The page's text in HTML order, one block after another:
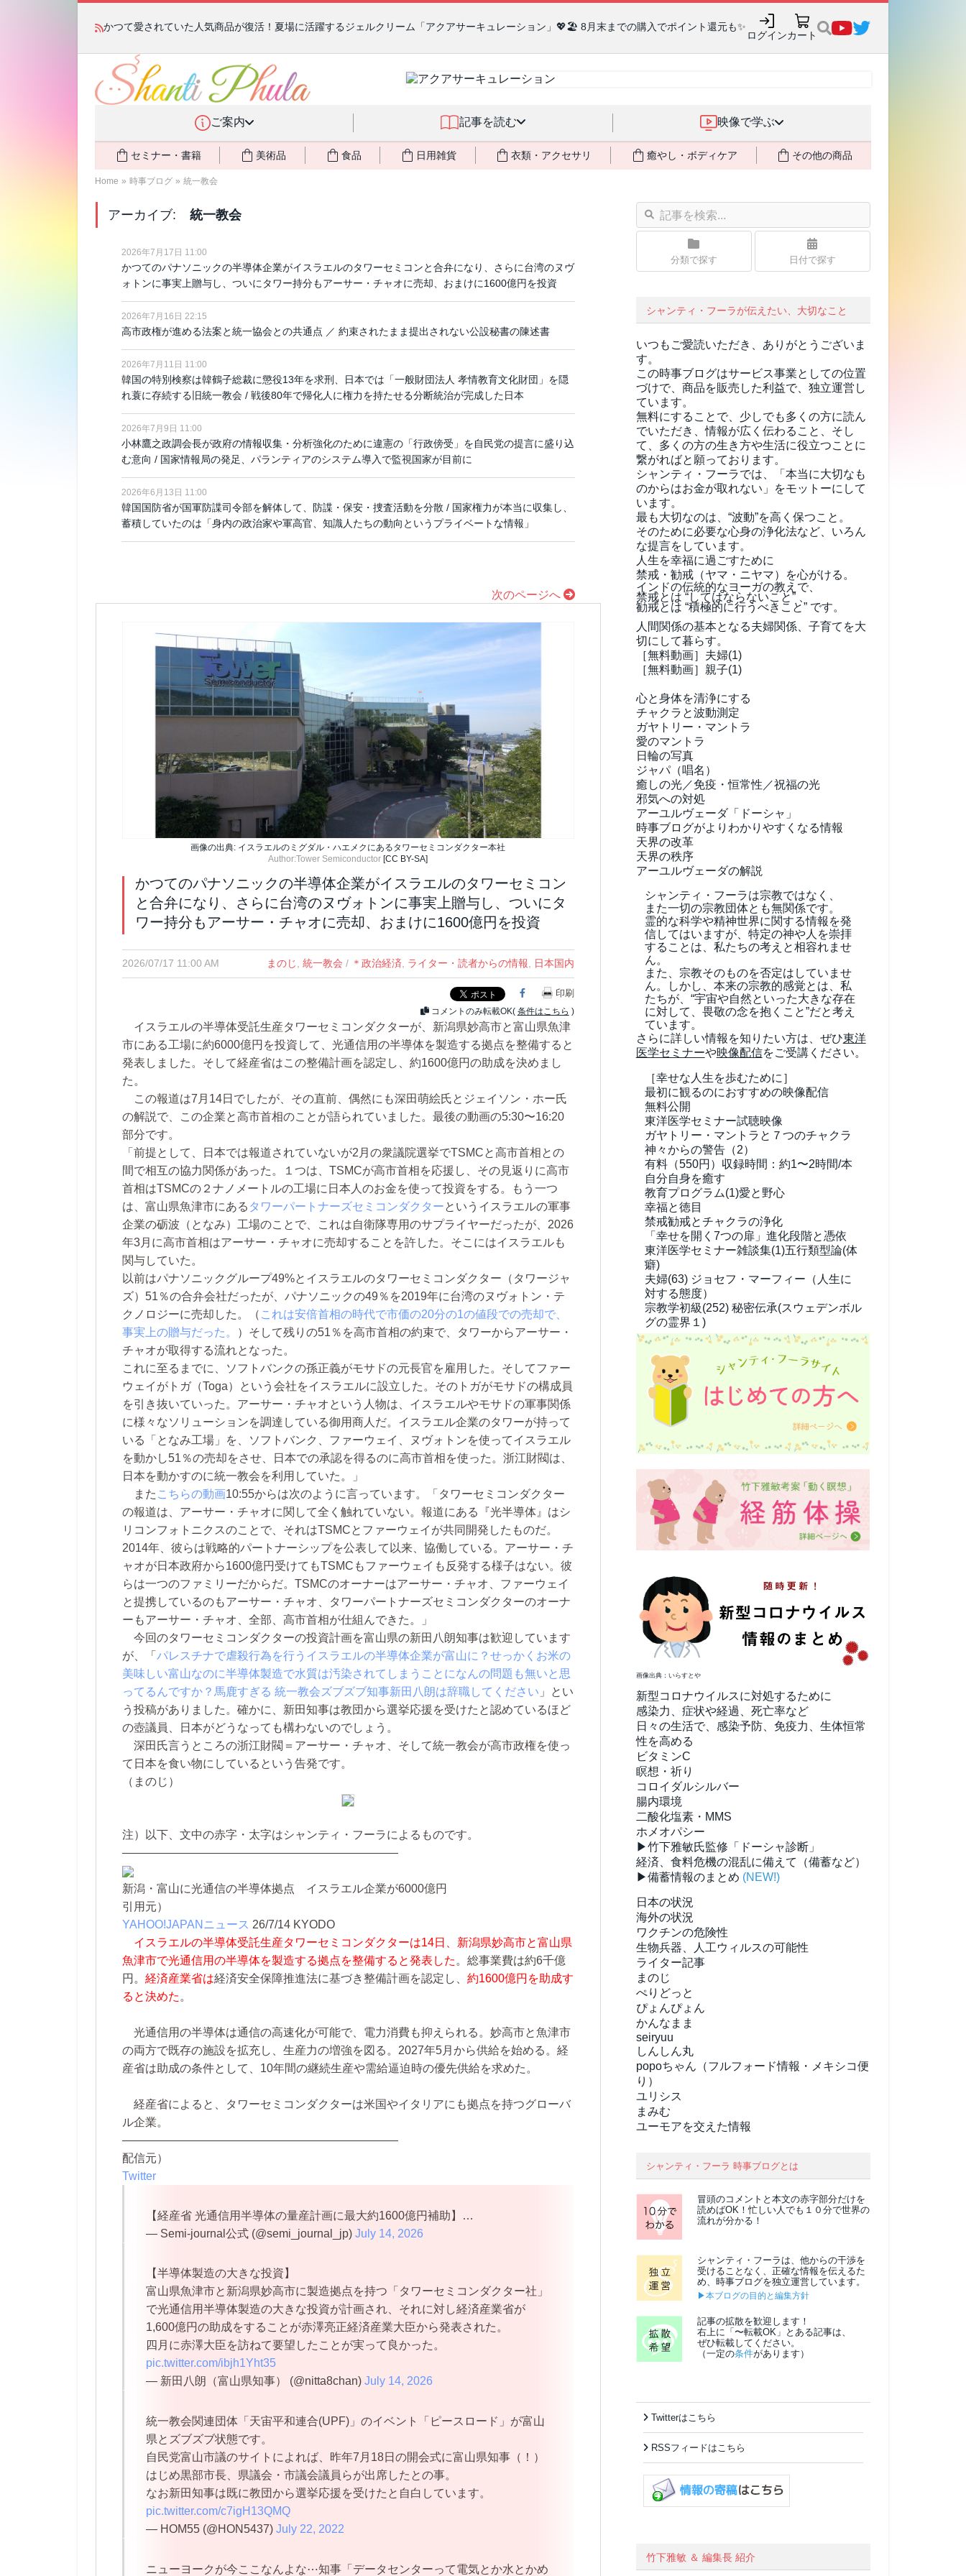
宗教学講座 中級コース 第139回 明治以降の日本の闇３ 〜日本の黒幕たちの出自／在日が入り込むヤクザ／朝鮮進駐軍から始まったパチ
ンコ利権
ログインカート
ご案内 記事を読む 映像で学ぶ
セミナー・書籍 美術品 食品 日用雑貨 衣類・アクセサリ 癒やし・ボディケア その他の商品
Home » 時事ブログ » 統一教会
アーカイブ: 統一教会
2026年7月17日 11:00
かつてのパナソニックの半導体企業がイスラエルのタワーセミコンと合弁になり、さらに台湾のヌヴ
ォトンに事実上贈与し、ついにタワー持分もアーサー・チャオに売却、おまけに1600億円を投資
2026年7月16日 22:15
高市政権が進める法案と統一協会との共通点 ／ 約束されたまま提出されない公設秘書の陳述書
2026年7月11日 11:00
韓国の特別検察は韓鶴子総裁に懲役13年を求刑、日本では「一般財団法人 孝情教育文化財団」を隠
れ蓑に存続する旧統一教会 / 戦後80年で帰化人に権力を持たせる分断統治が完成した日本
2026年7月9日 11:00
小林鷹之政調会長が政府の情報収集・分析強化のために違憲の「行政傍受」を自民党の提言に盛り込
む意向 / 国家情報局の発足、パランティアのシステム導入で監視国家が目前に
2026年6月13日 11:00
韓国国防省が国軍防諜司令部を解体して、防諜・保安・捜査活動を分散 / 国家権力が本当に収集し、
蓄積していたのは「身内の政治家や軍高官、知識人たちの動向というプライベートな情報」
次のページへ
画像の出典: イスラエルのミグダル・ハエメクにあるタワーセミコンダクター本社
Author:Tower Semiconductor [CC BY-SA]
かつてのパナソニックの半導体企業がイスラエルのタワーセミコン
と合弁になり、さらに台湾のヌヴォトンに事実上贈与し、ついにタ
ワー持分もアーサー・チャオに売却、おまけに1600億円を投資
2026/07/17 11:00 AM まのじ 統一教会 / ＊政治経済 ライター・読者からの情報 日本国内
Facebook
印刷
コメントのみ転載OK( 条件はこちら )
イスラエルの半導体受託生産タワーセミコンダクターが、新潟県妙高市と富山県魚津
市にある工場に約6000億円を投資して、光通信用の半導体を製造する拠点を整備すると
発表しました。そして経産省はこの整備計画を認定し、約1600億円の助成を決めまし
た。
この報道は7月14日でしたが、その直前、偶然にも深田萌絵氏とジェイソン・ホー氏
の解説で、この企業と高市首相のことが語られていました。最後の動画の5:30〜16:20
部分です。
「前提として、日本では報道されていないが2月の衆議院選挙でTSMCと高市首相との
間で相互の協力関係があった。１つは、TSMCが高市首相を応援し、その見返りに高市
首相はTSMCの２ナノメートルの工場に日本人のお金を使って投資をする。もう一つ
は、富山県魚津市にある タワーパートナーズセミコンダクターというイスラエルの軍事
企業の砺波（となみ）工場のことで、これは自衛隊専用のサプライヤーだったが、2026
年3月に高市首相はアーサー・チャオに売却することを許した。そこにはイスラエルも
関与していた。
以前はパナソニックグループ49%とイスラエルのタワーセミコンダクター（タワージャ
ズ）51％の合弁会社だったが、パナソニックの49％を2019年に台湾のヌヴォトン・テ
クノロジーに売却した。（ これは安倍首相の時代で市価の20分の1の値段での売却で、
事実上の贈与だった。
）そして残りの51％を高市首相の約束で、タワーからアーサー・
チャオが取得する流れとなった。
これに至るまでに、ソフトバンクの孫正義がモサドの元長官を雇用した。そしてファー
ウェイがトガ（Toga）という会社をイスラエルに設立した。そのトガがモサドの構成員
を引き抜いていった。アーサー・チャオという人物は、イスラエルやモサドの軍事関係
に様々なソリューションを調達している御用商人だ。イスラエル企業のタワーが持って
いる「となみ工場」を、ソフトバンク、ファーウェイ、ヌヴォトンを使ってイスラエル
を動かし51％の売却をさせ、日本での承認を得るのに高市首相を使った。浙江財閥は、
日本を動かすのに統一教会を利用していた。」
また こちらの動画10:55からは次のように言っています。「タワーセミコンダクター
の報道は、アーサー・チャオに関して全く触れていない。報道にある『光半導体』はシ
リコンフォトニクスのことで、それはTSMCとファーウェイが共同開発したものだ。
2014年、彼らは戦略的パートナーシップを公表して以来、協働している。アーサー・チ
ャオが日本政府から1600億円受けてもTSMCもファーウェイも反発する様子はない。彼
らは一つのファミリーだからだ。TSMCのオーナーはアーサー・チャオ、ファーウェイ
と提携しているのもアーサー・チャオ、タワーパートナーズセミコンダクターのオーナ
ーもアーサー・チャオ、全部、高市首相が仕組んできた。」
今回のタワーセミコンダクターの投資計画を富山県の新田八朗知事は歓迎しています
が、「 パレスチナで虐殺行為を行うイスラエルの半導体企業が富山に？せっかくお米の
美味しい富山なのに半導体製造で水質は汚染されてしまうことになんの問題も無いと思
ってるんですか？馬鹿すぎる 統一教会ズブズブ知事新田八朗は辞職してください 」とい
う投稿がありました。確かに、新田知事は教団から選挙応援を受けたと認めているほど
の壺議員、日本がどうなっても構わないのでしょう。
深田氏言うところの浙江財閥＝アーサー・チャオ、そして統一教会が高市政権を使っ
て日本を食い物にしているという告発です。
（まのじ）
注）以下、文中の赤字・太字はシャンティ・フーラによるものです。
————————————————————————
新潟・富山に光通信の半導体拠点 イスラエル企業が6000億円
引用元）
YAHOO!JAPANニュース 26/7/14 KYODO
イスラエルの半導体受託生産タワーセミコンダクターは14日、新潟県妙高市と富山県
魚津市で光通信用の半導体を製造する拠点を整備すると発表した 。総事業費は約6千億
円。 経済産業省は経済安全保障推進法に基づき整備計画を認定し、 約1600億円を助成す
ると決めた 。
光通信用の半導体は通信の高速化が可能で、電力消費も抑えられる。妙高市と魚津市
の両方で既存の施設を拡充し、生産力の増強を図る。2027年5月から供給を始める。経
産省は助成の条件として、10年間の継続生産や需給逼迫時の優先供給を求めた。
経産省によると、タワーセミコンダクターは米国やイタリアにも拠点を持つグローバ
ル企業。
————————————————————————
配信元）
Twitter
【経産省 光通信用半導体の量産計画に最大約1600億円補助】…
— Semi-journal公式 (@semi_journal_jp) July 14, 2026
【半導体製造の大きな投資】
富山県魚津市と新潟県妙高市に製造拠点を持つ「タワーセミコンダクター社」
で光通信用半導体製造の大きな投資が計画され、それに対し経済産業省が
1,600億円の助成をすることが赤澤亮正経済産業大臣から発表された。
四月に赤澤大臣を訪ねて要望したことが実って良かった。
pic.twitter.com/ibjh1Yht35
— 新田八朗（富山県知事） (@nitta8chan) July 14, 2026
統一教会関連団体「天宙平和連合(UPF)」のイベント「ピースロード」が富山
県とズブズブ状態です。
自民党富山市議のサイトによれば、昨年7月18日の開会式に富山県知事（！）
はじめ黒部市長、県議会・市議会議員らが出席したとの事。
なお新田知事は既に教団から選挙応援を受けたと自白しています。
pic.twitter.com/c7igH13QMQ
— HOM55 (@HON5437) July 22, 2022
ニューヨークが今ここなんよな⋯知事「データセンターって電気とか水とかめ
分類で探す 日付で探す
シャンティ・フーラが伝えたい、大切なこと
いつもご愛読いただき、ありがとうございま
す。
この時事ブログはサービス事業としての位置
づけで、商品を販売した利益で、独立運営し
ています。
無料にすることで、少しでも多くの方に読ん
でいただき、情報が広く伝わること、そし
て、 多くの方の生き方や生活に役立つことに
繋がればと願っております。
シャンティ・フーラでは、「本当に大切なも
のからはお金が取れない」をモットーにして
います。
最も大切なのは、“波動”を高く保つこと。
そのために必要な心身の浄化法など、いろん
な提言をしています。
人生を幸福に過ごすために
禁戒・勧戒（ヤマ・ニヤマ）を心がける。
インドの伝統的なヨーガの教えで、
禁戒とは “してはならないこと” 、
勧戒とは “積極的に行うべきこと” です。
人間関係の基本となる夫婦関係、子育てを大
切にして暮らす。
［無料動画］夫婦(1)
［無料動画］親子(1)
心と身体を清浄にする
チャクラと波動測定
ガヤトリー・マントラ
愛のマントラ
日輪の写真
ジャパ（唱名）
癒しの光／免疫・恒常性／祝福の光
邪気への対処
アーユルヴェーダ「ドーシャ」
時事ブログがよりわかりやすくなる情報
天界の改革
天界の秩序
アーユルヴェーダの解説
シャンティ・フーラは宗教ではなく、
また一切の宗教団体とも無関係です。
霊的な科学や精神世界に関する情報を発
信してはいますが、特定の神や人を崇拝
することは、私たちの考えと相容れませ
ん。
また、宗教そのものを否定はしていませ
ん。しかし、本来の宗教的感覚とは、私
たちが、“宇宙や自然といった大きな存在
に対して、畏敬の念を抱くこと”だと考え
ています。
さらに詳しい情報を知りたい方は、ぜひ東洋
医学セミナーや映像配信をご受講ください。
［幸せな人生を歩むために］
最初に観るのにおすすめの映像配信
無料公開
東洋医学セミナー試聴映像
ガヤトリー・マントラと７つのチャクラ
神々からの警告（2）
有料（550円） 収録時間：約1〜2時間/本
自分自身を癒す
教育プログラム(1)愛と野心
幸福と徳目
禁戒勧戒とチャクラの浄化
「幸せを開く7つの扉」進化段階と憑依
東洋医学セミナー雑談集(1)五行類型論(体
癖)
夫婦(63) ジョセフ・マーフィー（人生に
対する態度）
宗教学初級(252) 秘密伝承(スウェデンボル
グの霊界１)
画像出典：いらすとや
新型コロナウイルスに対処するために
感染力、症状や経過、死亡率など
日々の生活で、感染予防、免疫力、生体恒常
性を高める
ビタミンC
瞑想・祈り
コロイダルシルバー
腸内環境
二酸化塩素・MMS
ホメオパシー
▶竹下雅敏氏監修「ドーシャ診断」
経済、食料危機の混乱に備えて（備蓄など）
▶備蓄情報のまとめ (NEW!)
日本の状況
海外の状況
ワクチンの危険性
生物兵器、人工ウィルスの可能性
ライター記事
まのじ
ぺりどっと
ぴょんぴょん
かんなまま
seiryuu
しんしん丸
popoちゃん（フルフォード情報・メキシコ便
り）
ユリシス
まみむ
ユーモアを交えた情報
シャンティ・フーラ 時事ブログとは
冒頭のコメントと本文の赤字部分だけを
読めばOK！忙しい人でも１０分で世界の
流れが分かる！
シャンティ・フーラは、他からの干渉を
受けることなく、正確な情報を伝えるた
め、時事ブログを独立運営しています。
▶本ブログの目的と編集方針
記事の拡散を歓迎します！
右上に「〜転載OK」とある記事は、
ぜひ転載してください。
（一定の条件があります）
Twitterはこちら
RSSフィードはこちら
竹下雅敏 ＆ 編集長 紹介